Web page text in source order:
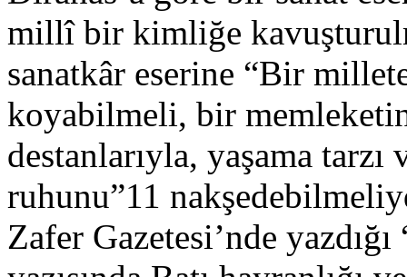
millî bir kimliğe
sanatkâr eserine “Bir
koyabilmeli, bir
destanlarıyla, yaşama tarzı
ruhunu”11
Zafer Gazetesi’nde